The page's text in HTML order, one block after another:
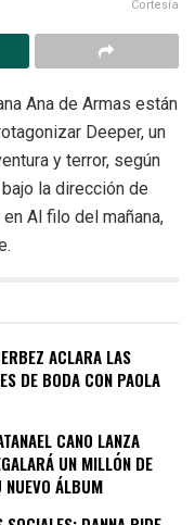
Cortesía
Ana de Armas están
Deeper, un
y terror, según
la dirección de
Al filo del mañana,
ACLARA LAS
DE BODA CON PAOLA
CANO LANZA
UN MILLÓN DE
NUEVO ÁLBUM